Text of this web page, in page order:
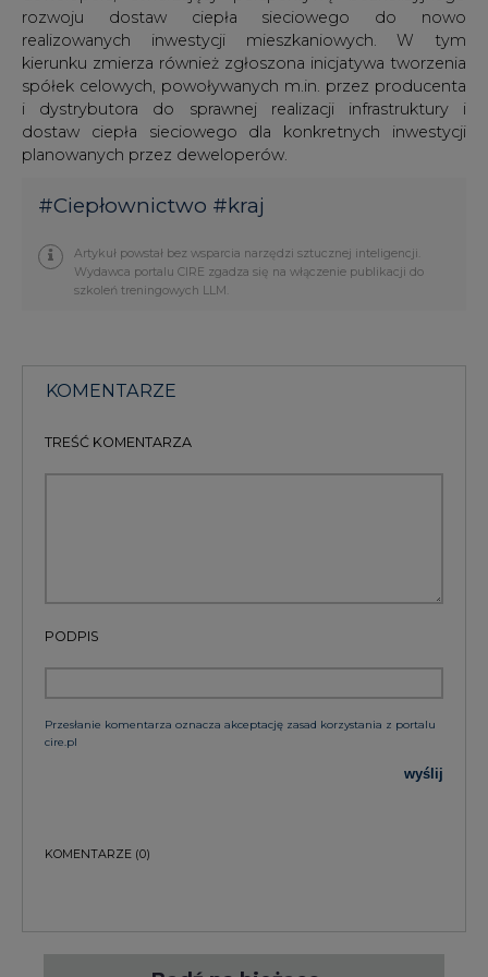
rozwoju dostaw ciepła sieciowego do nowo
realizowanych inwestycji mieszkaniowych. W tym
kierunku zmierza również zgłoszona inicjatywa tworzenia
spółek celowych, powoływanych m.in. przez producenta
i dystrybutora do sprawnej realizacji infrastruktury i
dostaw ciepła sieciowego dla konkretnych inwestycji
planowanych przez deweloperów.
#Ciepłownictwo #kraj
Artykuł powstał bez wsparcia narzędzi sztucznej inteligencji.
Wydawca portalu CIRE zgadza się na włączenie publikacji do
szkoleń treningowych LLM.
KOMENTARZE
TREŚĆ KOMENTARZA
PODPIS
Przesłanie komentarza oznacza akceptację zasad korzystania z portalu
cire.pl
wyślij
KOMENTARZE (0)